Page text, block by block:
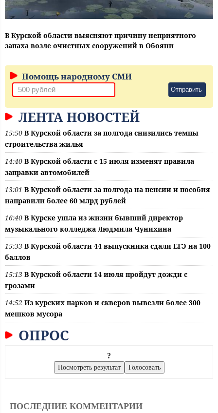
В Курской области выясняют причину неприятного
запаха возле очистных сооружений в Обояни
Помощь народному СМИ
Отправить
ЛЕНТА НОВОСТЕЙ
15:50 В Курской области за полгода снизились темпы
строительства жилья
14:40 В Курской области с 15 июля изменят правила
заправки автомобилей
13:01 В Курской области за полгода на пенсии и пособия
направили более 60 млрд рублей
16:40 В Курске ушла из жизни бывший директор
музыкального колледжа Людмила Чунихина
15:33 В Курской области 44 выпускника сдали ЕГЭ на 100
баллов
15:13 В Курской области 14 июля пройдут дожди с
грозами
14:52 Из курских парков и скверов вывезли более 300
мешков мусора
ОПРОС
?
ПОСЛЕДНИЕ КОММЕНТАРИИ